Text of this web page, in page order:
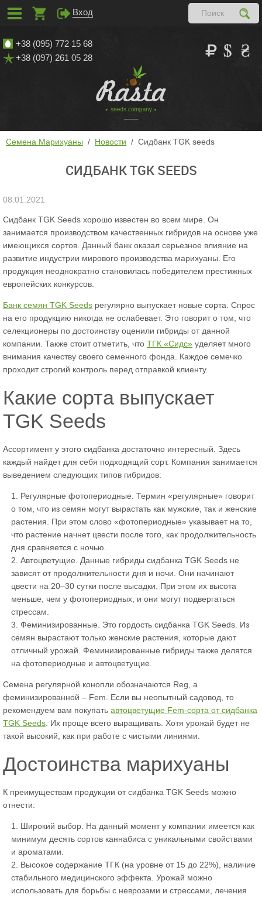
+38 (095) 772 15 68
+38 (097) 261 05 28
Семена Марихуаны Новости Сидбанк TGK seeds
СИДБАНК TGK SEEDS
08.01.2021
Сидбанк TGK Seeds хорошо известен во всем мире. Он
занимается производством качественных гибридов на основе уже
имеющихся сортов. Данный банк оказал серьезное влияние на
развитие индустрии мирового производства марихуаны. Его
продукция неоднократно становилась победителем престижных
европейских конкурсов.
Банк семян TGK Seeds регулярно выпускает новые сорта. Спрос
на его продукцию никогда не ослабевает. Это говорит о том, что
селекционеры по достоинству оценили гибриды от данной
компании. Также стоит отметить, что ТГК «Сидс» уделяет много
внимания качеству своего семенного фонда. Каждое семечко
проходит строгий контроль перед отправкой клиенту.
Какие сорта выпускает
TGK Seeds
Ассортимент у этого сидбанка достаточно интересный. Здесь
каждый найдет для себя подходящий сорт. Компания занимается
выведением следующих типов гибридов:
Регулярные фотопериодные. Термин «регулярные» говорит
о том, что из семян могут вырастать как мужские, так и женские
растения. При этом слово «фотопериодные» указывает на то,
что растение начнет цвести после того, как продолжительность
дня сравняется с ночью.
Автоцветущие. Данные гибриды сидбанка TGK Seeds не
зависят от продолжительности дня и ночи. Они начинают
цвести на 20–30 сутки после высадки. При этом их высота
меньше, чем у фотопериодных, и они могут подвергаться
стрессам.
Феминизированные. Это гордость сидбанка TGK Seeds. Из
семян вырастают только женские растения, которые дают
отличный урожай. Феминизированные гибриды также делятся
на фотопериодные и автоцветущие.
Семена регулярной конопли обозначаются Reg, а
феминизированной – Fem. Если вы неопытный садовод, то
рекомендуем вам покупать автоцветущие Fem-сорта от сидбанка
TGK Seeds . Их проще всего выращивать. Хотя урожай будет не
такой высокий, как при работе с чистыми линиями.
Достоинства марихуаны
К преимуществам продукции от сидбанка TGK Seeds можно
отнести:
Широкий выбор. На данный момент у компании имеется как
минимум десять сортов каннабиса с уникальными свойствами
и ароматами.
Высокое содержание ТГК (на уровне от 15 до 22%), наличие
стабильного медицинского эффекта. Урожай можно
использовать для борьбы с неврозами и стрессами, лечения
Вход